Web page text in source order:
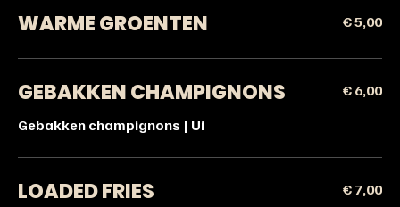
WARME GROENTEN € 5,00
GEBAKKEN CHAMPIGNONS
Gebakken champignons | Ui
€ 6,00
LOADED FRIES € 7,00